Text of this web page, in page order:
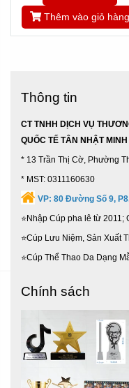
Thêm vào giỏ hàng
Thông tin
CT TNHH DỊCH VỤ
QUỐC TẾ TÂN NHẬT MINH
* 13 Trần Thị Cờ, Phường
* MST: 0311160630
VP: 80 Đường Số 9,
⭐Nhập Cúp pha lê từ 2011;
⭐Cúp Lưu Niệm, Sản Xuất
⭐Cúp Thể Thao Da Dạng
Chính sách